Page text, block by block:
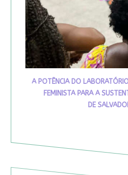
A POTÊNCIA DO
FEMINISTA PARA A
DE